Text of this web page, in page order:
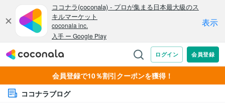
会員登録で10％割引クーポンを獲得！
ココナラブログ